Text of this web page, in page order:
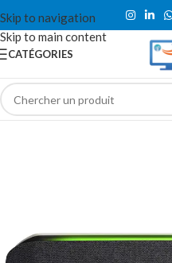
Skip to navigation
Skip to main content
CATÉGORIES